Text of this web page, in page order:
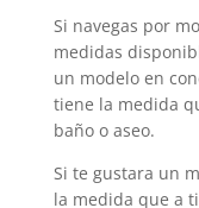
Si navegas por
medidas
un modelo en
tiene la medida
baño o aseo.
Si te gustara un
la medida que a